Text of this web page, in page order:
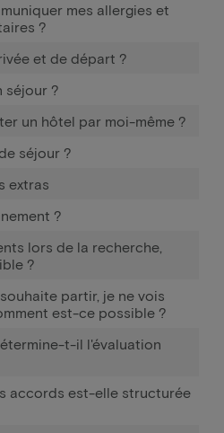
mes allergies et
?
et de départ ?
séjour ?
un hôtel par moi-même ?
séjour ?
extras
?
lors de la recherche,
?
partir, je ne vois
est-ce possible ?
t-il l'évaluation
accords est-elle structurée